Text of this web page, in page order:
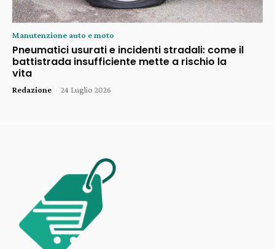
Manutenzione auto e moto
Pneumatici usurati e incidenti stradali: come il
battistrada insufficiente mette a rischio la
vita
Redazione - 24 Luglio 2026